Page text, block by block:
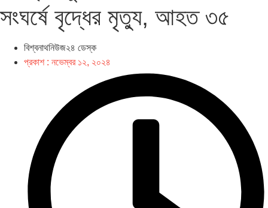
সংঘর্ষে বৃদ্ধের মৃত্যু, আহত ৩৫
বিশ্বনাথনিউজ২৪ ডেস্ক
প্রকাশ : নভেম্বর ১২, ২০২৪